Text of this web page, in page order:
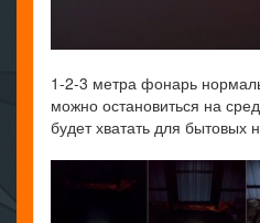
1-2-3 метра фонарь
можно остановиться на
будет хватать для бытовых